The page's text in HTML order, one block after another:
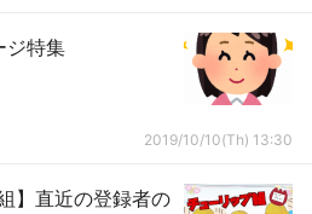
ジ特集
2019/10/10(Th) 13:30
】直近の登録者の